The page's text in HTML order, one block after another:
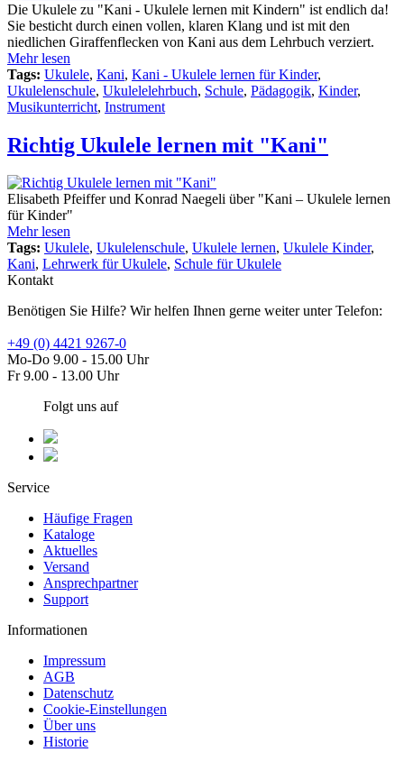
Die Ukulele zu "Kani - Ukulele lernen mit Kindern" ist endlich da!
Sie besticht durch einen vollen, klaren Klang und ist mit den
niedlichen Giraffenflecken von Kani aus dem Lehrbuch verziert.
Mehr lesen
Tags: Ukulele, Kani, Kani - Ukulele lernen für Kinder,
Ukulelenschule, Ukulelelehrbuch, Schule, Pädagogik, Kinder,
Musikunterricht, Instrument
Richtig Ukulele lernen mit "Kani"
Elisabeth Pfeiffer und Konrad Naegeli über "Kani – Ukulele lernen
für Kinder"
Mehr lesen
Tags: Ukulele, Ukulelenschule, Ukulele lernen, Ukulele Kinder,
Kani, Lehrwerk für Ukulele, Schule für Ukulele
Kontakt
Benötigen Sie Hilfe? Wir helfen Ihnen gerne weiter unter Telefon:
+49 (0) 4421 9267-0
Mo-Do 9.00 - 15.00 Uhr
Fr 9.00 - 13.00 Uhr
Folgt uns auf
Service
Häufige Fragen
Kataloge
Aktuelles
Versand
Ansprechpartner
Support
Informationen
Impressum
AGB
Datenschutz
Cookie-Einstellungen
Über uns
Historie